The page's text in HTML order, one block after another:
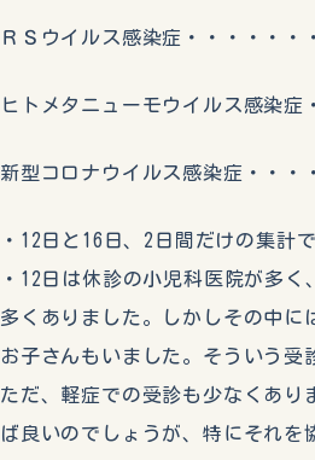
ＲＳウイルス感染症・・・・・・
ヒトメタニューモウイルス感染症
新型コロナウイルス感染症・・・
・12日と16日、2日間だけの集計で
・12日は休診の小児科医院が多
多くありました。しかしその中に
お子さんもいました。そういう受
ただ、軽症での受診も少なくあり
ば良いのでしょうが、特にそれ